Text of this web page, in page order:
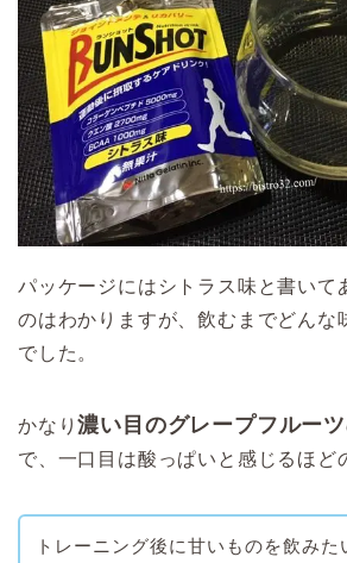
パッケージにはシトラス味と書いて
のはわかりますが、飲むまでどんな
でした。
かなり濃い目のグレープフルーツ
で、一口目は酸っぱいと感じるほど
トレーニング後に甘いものを飲みた